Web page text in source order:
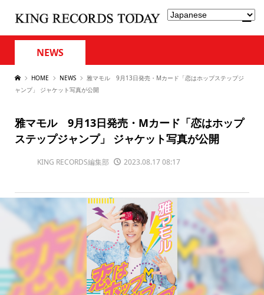
NEWS
HOME NEWS
雅マモル 9月13日発売・Mカード「恋はホップステップジ
ャンプ」 ジャケット写真が公開
雅マモル 9月13日発売・Mカード「恋はホップ
ステップジャンプ」 ジャケット写真が公開
KING RECORDS編集部 2023.08.17 08:17